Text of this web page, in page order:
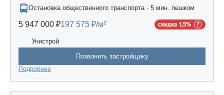
Остановка общественного транспорта · 5 мин. пешком
5 947 000 ₽197 575 ₽/м² скидка 1,5%
Унистрой
Позвонить застройщику
Подробнее